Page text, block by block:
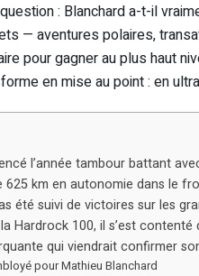
: Blanchard a-t-il
— aventures polaires,
pour gagner au plus haut
en mise au point : en
l’année tambour battant
km en autonomie dans le
été suivi de victoires sur les
Hardrock 100, il s’est
qui viendrait confirmer
pour Mathieu Blanchard